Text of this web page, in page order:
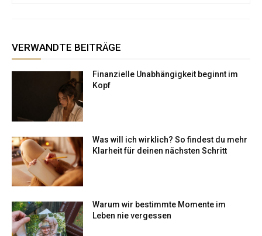
VERWANDTE BEITRÄGE
Finanzielle Unabhängigkeit beginnt im
Kopf
Was will ich wirklich? So findest du mehr
Klarheit für deinen nächsten Schritt
Warum wir bestimmte Momente im
Leben nie vergessen